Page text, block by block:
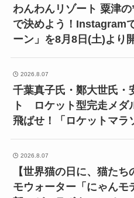
わんわんリゾート 粟津
で決めよう！Instagram
ーン」を8月8日(土)より
2026.8.07
千葉真子氏・鄭大世氏・
ト ロケット型完走メダ
飛ばせ！「ロケットマラ
2026.8.07
【世界猫の日に、猫た
モウォーター「にゃんモ